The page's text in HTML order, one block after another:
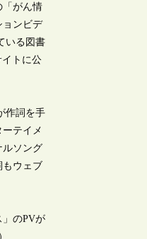
「がん情
ョンビデ
いる図書
トに公
作詞を手
テイメ
ルソング
もウェブ
のPVが